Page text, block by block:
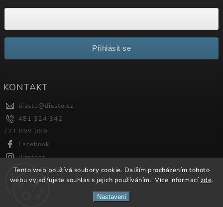
Tento web používá soubory cookie. Dalším procházením tohoto
webu vyjadřujete souhlas s jejich používáním.. Více informacízde.
Nastavení
Přihlásit se
KONTAKT
dissto@dissto.cz
481 324 342
721 899 859
Facebook
disstocz
Shoptet| Design